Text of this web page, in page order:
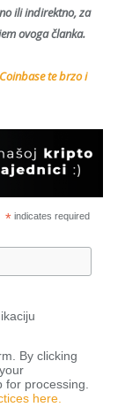
ili indirektno, za
ovoga članka.
Coinbase te brzo i
*indicates required
By clicking
for processing.
here.